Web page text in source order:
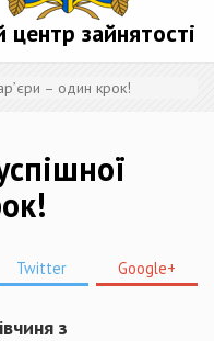
зайнятості
– один крок!
Twitter Google+
з